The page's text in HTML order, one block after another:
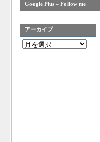
Google Plus – Follow me
アーカイブ